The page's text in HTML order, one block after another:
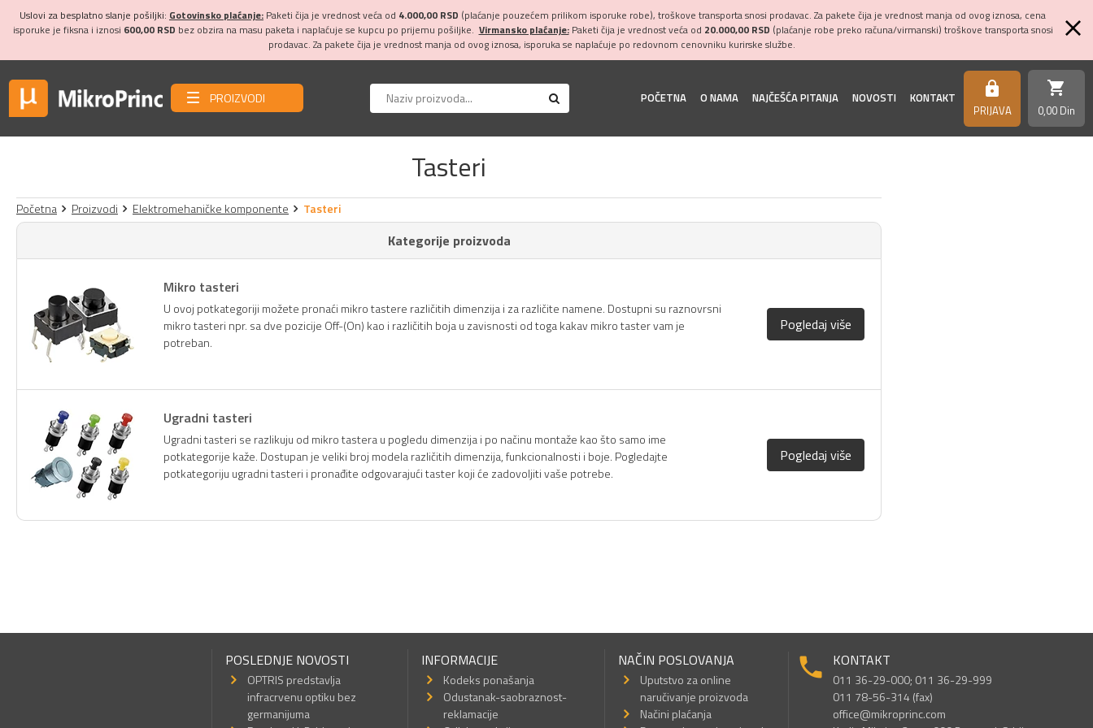
Uslovi za besplatno slanje pošiljki: Gotovinsko plaćanje: Paketi čija je vrednost veća od 4.000,00 RSD (plaćanje pouzećem prilikom isporuke robe), troškove transporta snosi prodavac. Za pakete čija je vrednost manja od ovog iznosa, cena
isporuke je fiksna i iznosi 600,00 RSD bez obzira na masu paketa i naplaćuje se kupcu po prijemu pošiljke. Virmansko plaćanje:Paketi čija je vrednost veća od 20.000,00 RSD (plaćanje robe preko računa/virmanski) troškove transporta snosi
prodavac. Za pakete čija je vrednost manja od ovog iznosa, isporuka se naplaćuje po redovnom cenovniku kurirske službe.
PROIZVODI POČETNA O NAMA NAJČEŠĆA PITANJA NOVOSTI KONTAKT https
PRIJAVA
shopping_cart
0,00 Din
Tasteri
Početna Proizvodi Elektromehaničke komponente Tasteri
Kategorije proizvoda
Mikro tasteri
U ovoj potkategoriji možete pronaći mikro tastere različitih dimenzija i za različite namene. Dostupni su raznovrsni
mikro tasteri npr. sa dve pozicije Off-(On) kao i različitih boja u zavisnosti od toga kakav mikro taster vam je
potreban.
Pogledaj više
Ugradni tasteri
Ugradni tasteri se razlikuju od mikro tastera u pogledu dimenzija i po načinu montaže kao što samo ime
potkategorije kaže. Dostupan je veliki broj modela različitih dimenzija, funkcionalnosti i boje. Pogledajte
potkategoriju ugradni tasteri i pronađite odgovarajući taster koji će zadovoljiti vaše potrebe.
Pogledaj više
POSLEDNJE NOVOSTI
OPTRIS predstavlja
infracrvenu optiku bez
germanijuma
INFORMACIJE
Kodeks ponašanja
Odustanak-saobraznost-
reklamacije
NAČIN POSLOVANJA
Uputstvo za online
naručivanje proizvoda
Načini plaćanja
KONTAKT
011 36-29-000; 011 36-29-999
011 78-56-314 (fax)
office@mikroprinc.com